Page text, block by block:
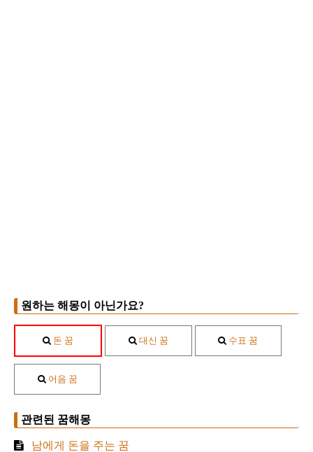
원하는 해몽이 아닌가요?
돈 꿈 대신 꿈 수표 꿈
어음 꿈
관련된 꿈해몽
남에게 돈을 주는 꿈